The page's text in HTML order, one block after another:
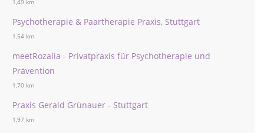
1,49 km
Psychotherapie & Paartherapie Praxis, Stuttgart
1,54 km
meetRozalia - Privatpraxis für Psychotherapie und
Prävention
1,70 km
Praxis Gerald Grünauer - Stuttgart
1,97 km